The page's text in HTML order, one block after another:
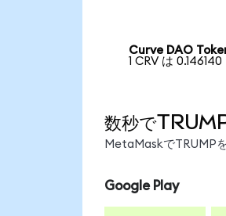
Curve DAO
1 CRV は
数秒で
MetaMaskでTRUMP
Google Play